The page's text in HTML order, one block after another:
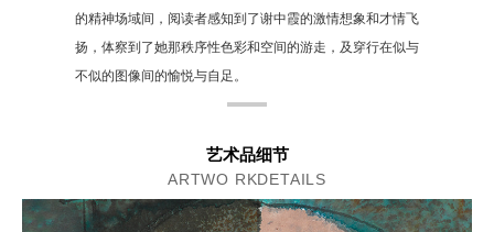
的精神场域间，阅读者感知到了谢中霞的激情想象和才情飞
扬，体察到了她那秩序性色彩和空间的游走，及穿行在似与
不似的图像间的愉悦与自足。
艺术品细节
ARTWO RKDETAILS